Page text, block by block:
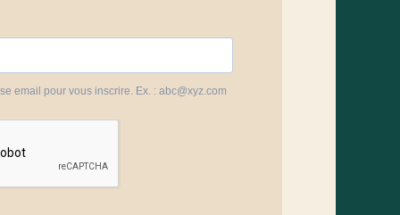
email pour vous inscrire. Ex. : abc@xyz.com